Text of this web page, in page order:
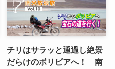
チリはサラッと通過し絶景
だらけのボリビアへ！ 南